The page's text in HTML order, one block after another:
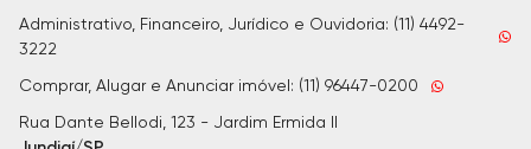
Administrativo, Financeiro, Jurídico e Ouvidoria: (11) 4492-
3222
Comprar, Alugar e Anunciar imóvel: (11) 96447-0200
Rua Dante Bellodi, 123 - Jardim Ermida II